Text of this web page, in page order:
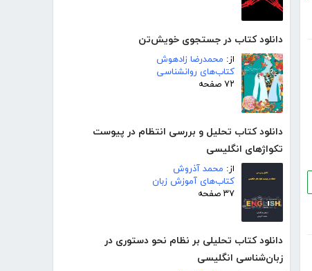
دانلود کتاب در جستجوی خویش‌تن
از: محمدرضا زادهوش
کتاب‌های روانشناسی
۷۲ صفحه
دانلود کتاب تحلیل و بررسی انتظام در پیوست
تکواژهای انگلیسی
از: محمد آذروش
کتاب‌های آموزش زبان
۳۷ صفحه
دانلود کتاب تحلیلی بر نظام نحو دستوری در
زبان‌شناسی انگلیسی